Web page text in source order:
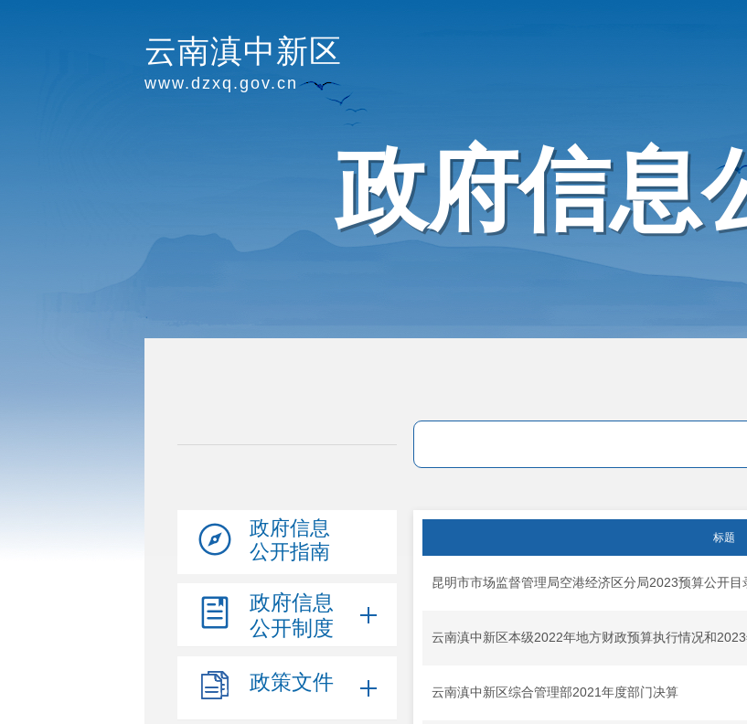
云南滇中新区
www.dzxq.gov.cn
政府信息
政府信息
公开指南
政府信息
公开制度
政策文件
标题
昆明市市场监督管理局空港经济区分局2023预算公开目
云南滇中新区本级2022年地方财政预算执行情况和
云南滇中新区综合管理部2021年度部门决算